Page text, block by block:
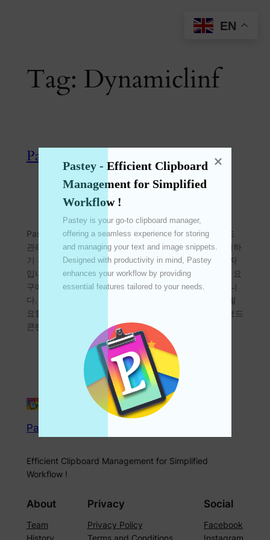
Tag: Dynamiclinf
Pastey – 효율적인 클립보드!
Jun 12, 2024 emperinter
Feature , Pastey , UPDATE
Pastey – 단순화된 작업 흐름을 위한 효율적인 클립보드
관리! Pastey는 텍스트 및 이미지 조각을 저장하고 관리하
기 위한 원활한 환경을 제공하는 편리한 클립보드 관리자
입니다. 생산성을 염두에 두고 설계된 Pastey는 귀하의 요
구에 맞는 필수 기능을 제공하여 작업 흐름을 향상시킵니
다. 주요 하이라이트: 1. 편집 가능한 클립보드 콘텐츠: 필
요할 때마다 저장된 데이터를 유연하게 수정하여 클립보드
콘텐츠를 최신 상태로 유지하고…
Pastey
Efficient Clipboard Management for Simplified
Workflow !
About
Team
Privacy
Privacy Policy
Social
Facebook
Pastey - Efficient Clipboard
Management for Simplified
Workflow !
Pastey is your go-to clipboard manager,
offering a seamless experience for storing
and managing your text and image snippets.
Designed with productivity in mind, Pastey
enhances your workflow by providing
essential features tailored to your needs.
EN